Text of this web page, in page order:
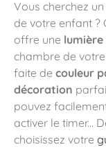
Vous cherchez un
de votre enfant ?
offre une
chambre de
faite de couleur
décoration
pouvez
activer le timer...
choisissez votre